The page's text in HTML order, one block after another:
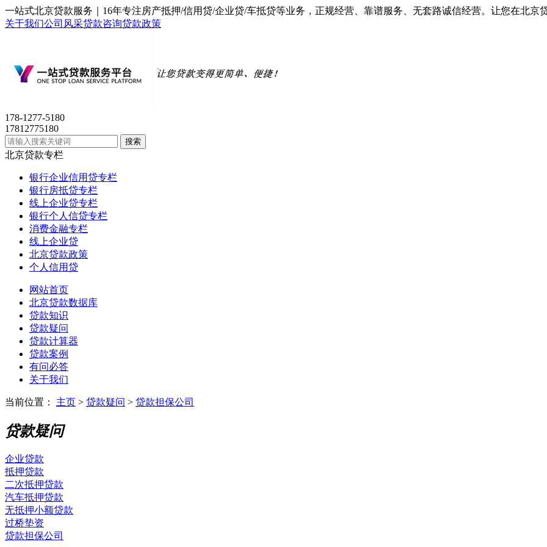
一站式北京贷款服务｜16年专注房产抵押/信用贷/企业贷/车抵贷等业务，正规经营、靠谱服务、无套路诚信经营。让您在北京
关于我们公司风采贷款咨询贷款政策
178-1277-5180
17812775180
北京贷款专栏
银行企业信用贷专栏
银行房抵贷专栏
线上企业贷专栏
银行个人信贷专栏
消费金融专栏
线上企业贷
北京贷款政策
个人信用贷
网站首页
北京贷款数据库
贷款知识
贷款疑问
贷款计算器
贷款案例
有问必答
关于我们
当前位置： 主页 > 贷款疑问 > 贷款担保公司
贷款疑问
企业贷款
抵押贷款
二次抵押贷款
汽车抵押贷款
无抵押小额贷款
过桥垫资
贷款担保公司